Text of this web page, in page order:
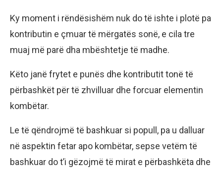
Ky moment i rëndësishëm nuk do të ishte i plotë pa
kontributin e çmuar të mërgatës sonë, e cila tre
muaj më parë dha mbështetje të madhe.
Këto janë frytet e punës dhe kontributit tonë të
përbashkët për të zhvilluar dhe forcuar elementin
kombëtar.
Le të qëndrojmë të bashkuar si popull, pa u dalluar
në aspektin fetar apo kombëtar, sepse vetëm të
bashkuar do t’i gëzojmë të mirat e përbashkëta dhe